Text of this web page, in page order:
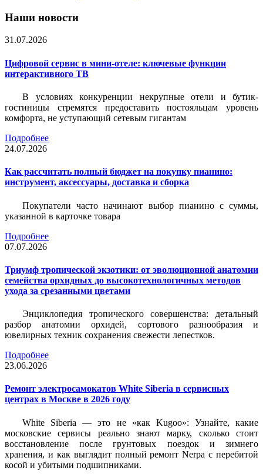
Наши новости
31.07.2026
Цифровой сервис в мини-отеле: ключевые функции
интерактивного ТВ
В условиях конкуренции некрупные отели и бутик-
гостиницы стремятся предоставить постояльцам уровень
комфорта, не уступающий сетевым гигантам
Подробнее
24.07.2026
Как рассчитать полный бюджет на покупку пианино:
инструмент, аксессуары, доставка и сборка
Покупатели часто начинают выбор пианино с суммы,
указанной в карточке товара
Подробнее
07.07.2026
Триумф тропической экзотики: от эволюционной анатомии
семейства орхидных до высокотехнологичных методов
ухода за срезанными цветами
Энциклопедия тропического совершенства: детальный
разбор анатомии орхидей, сортового разнообразия и
ювелирных техник сохранения свежести лепестков.
Подробнее
23.06.2026
Ремонт электросамокатов White Siberia в сервисных
центрах в Москве в 2026 году
White Siberia — это не «как Kugoo»: Узнайте, какие
московские сервисы реально знают марку, сколько стоит
восстановление после грунтовых поездок и зимнего
хранения, и как выглядит полный ремонт Nerpa с перебитой
косой и убитыми подшипниками.